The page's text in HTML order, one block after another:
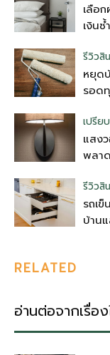
เลือ
เงิน
รีวิวสิ
หยุด
รอด
เปรีย
แสง
พลา
รีวิวสิ
รถเ
บ้าน
RELATED
อ่านต่อจากเรื่อ